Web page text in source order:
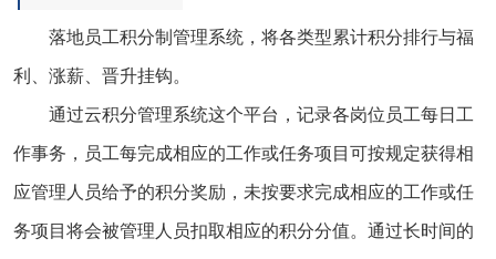
落地员工积分制管理系统，将各类型累计积分排行与福
利、涨薪、晋升挂钩。
通过云积分管理系统这个平台，记录各岗位员工每日工
作事务，员工每完成相应的工作或任务项目可按规定获得相
应管理人员给予的积分奖励，未按要求完成相应的工作或任
务项目将会被管理人员扣取相应的积分分值。通过长时间的